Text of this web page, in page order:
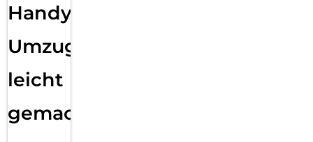
Handy
Umzug
leicht
gemacht!